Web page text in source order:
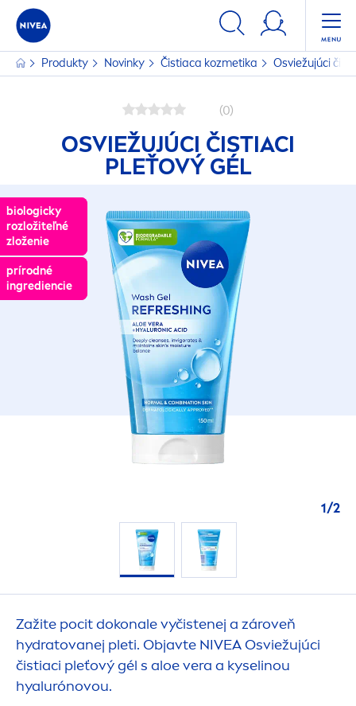
Produkty Novinky Čistiaca kozmetika Osviežujúci
(0)
OSVIEŽUJÚCI ČISTIACI
PLEŤOVÝ GÉL
biologicky
rozložiteľné
zloženie
prírodné
ingrediencie
1/2
biologicky
rozložiteľné
zloženie
prírodné
ingrediencie
Zažite pocit dokonale vyčistenej a zároveň
hydratovanej pleti. Objavte NIVEAOsviežujúci
čistiaci pleťový gél s aloe vera a kyselinou
hyalurónovou.